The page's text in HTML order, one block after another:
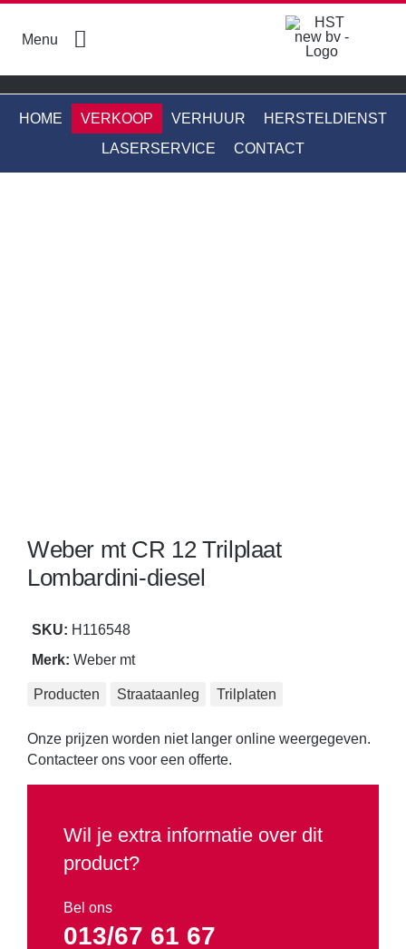
Menu
Gereedschap voor tegelzetters
Touwen, span- en hijsbanden
Transport en opslag
Veiligheid
Verwarming en Drogers
Promo
HOME VERKOOP VERHUUR
HERSTELDIENST
LASERSERVICE
CONTACT
Weber mt CR 12 Trilplaat
Lombardini-diesel
Onze prijzen worden niet langer online weergegeven.
Contacteer ons voor een offerte.
Wil je extra informatie over dit
product?
Bel ons
013/67 61 67
SKU: H116548
Merk: Weber mt
Producten Straataanleg Trilplaten